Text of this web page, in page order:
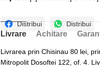
Distribui Distribui
Livrare Achitare
Livrarea prin Chisinau 80 lei,
Mitropolit Dosoftei 122, of. 4.